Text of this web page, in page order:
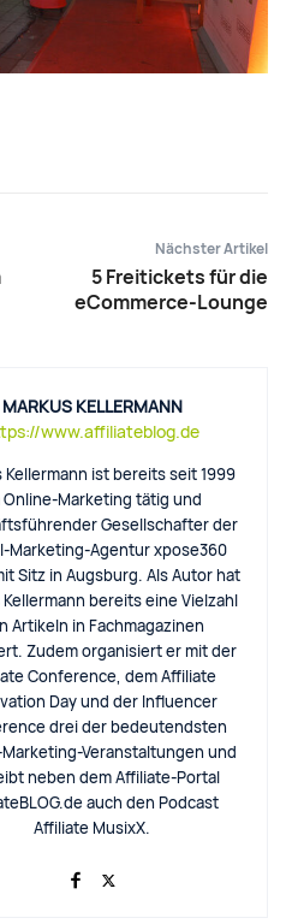
Nächster Artikel
5 Freitickets für die
eCommerce-Lounge
MARKUS KELLERMANN
www.affiliateblog.de
Kellermann ist bereits seit 1999
Online-Marketing tätig und
Gesellschafter der
Marketing-Agentur xpose360
Sitz in Augsburg. Als Autor hat
bereits eine Vielzahl
Artikeln in Fachmagazinen
Zudem organisiert er mit der
Conference, dem Affiliate
Day und der Influencer
drei der bedeutendsten
Veranstaltungen und
neben dem Affiliate-Portal
auch den Podcast
Affiliate MusixX.